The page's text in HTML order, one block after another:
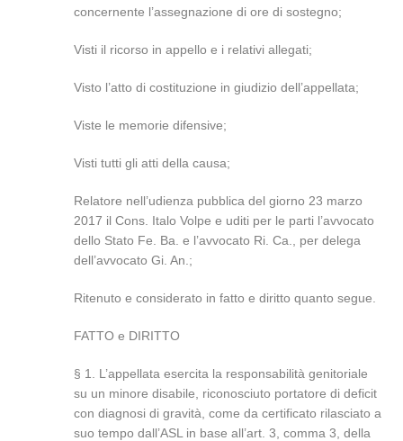
concernente l’assegnazione di ore di sostegno;
Visti il ricorso in appello e i relativi allegati;
Visto l’atto di costituzione in giudizio dell’appellata;
Viste le memorie difensive;
Visti tutti gli atti della causa;
Relatore nell’udienza pubblica del giorno 23 marzo
2017 il Cons. Italo Volpe e uditi per le parti l’avvocato
dello Stato Fe. Ba. e l’avvocato Ri. Ca., per delega
dell’avvocato Gi. An.;
Ritenuto e considerato in fatto e diritto quanto segue.
FATTO e DIRITTO
§ 1. L’appellata esercita la responsabilità genitoriale
su un minore disabile, riconosciuto portatore di deficit
con diagnosi di gravità, come da certificato rilasciato a
suo tempo dall’ASL in base all’art. 3, comma 3, della